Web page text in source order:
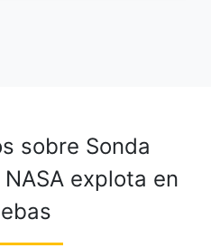
sobre Sonda
explota en